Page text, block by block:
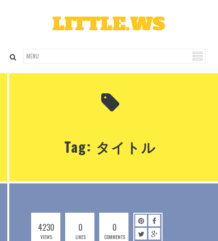
Tag: タイトル
4230
VIEWS
0
LIKES
0
COMMENTS